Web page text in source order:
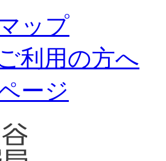
ップ
利用の方へ
ージ